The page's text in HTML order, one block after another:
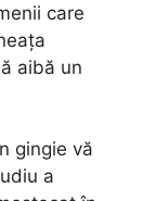
care
aibă un
gingie vă
a